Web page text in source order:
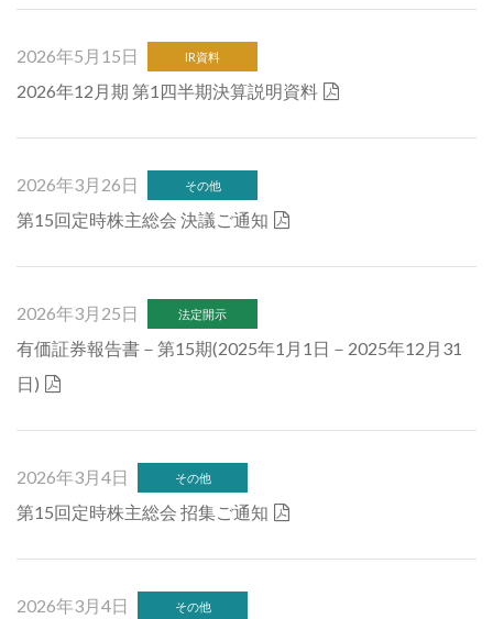
2026年5月15日 IR資料
2026年12月期 第1四半期決算説明資料
2026年3月26日 その他
第15回定時株主総会 決議ご通知
2026年3月25日 法定開示
有価証券報告書－第15期(2025年1月1日－2025年12月31
日)
2026年3月4日 その他
第15回定時株主総会 招集ご通知
2026年3月4日 その他